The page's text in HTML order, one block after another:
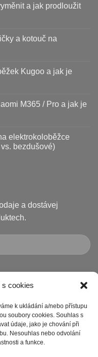
s cookies
k ukládání a/nebo přístupu
soubory cookies. Souhlas s
údaje, jako je chování při
Nesouhlas nebo odvolání
a funkce.
a jak prodloužit
a kotouč na
Kugoo a jak je
M365 / Pro a jak je
elektrokoloběžce
bezdušové)
a dostávej
přijmout naše